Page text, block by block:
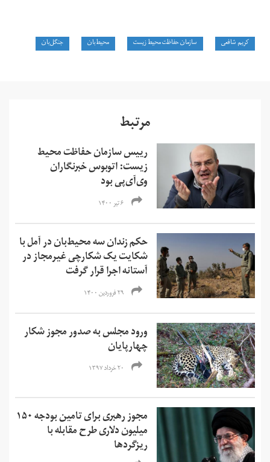
کریم شافعی سازمان حفاظت محیط زیست محیط‌بان جنگل‌بان
مرتبط
رییس سازمان حفاظت محیط
زیست: اتوبوس خبرنگاران
وی‌آی‌پی بود
۶ تیر ۱۴۰۰
حکم زندان سه محیط‌بان در آمل با
شکایت یک شکارچی غیرمجاز در
آستانه اجرا قرار گرفت
۲۹ فروردین ۱۴۰۰
ورود مجلس به صدور مجوز شکار
چهارپایان
۲۰ خرداد ۱۳۹۷
مجوز رهبری برای تامین بودجه ۱۵۰
میلیون دلاری طرح مقابله با
ریزگردها